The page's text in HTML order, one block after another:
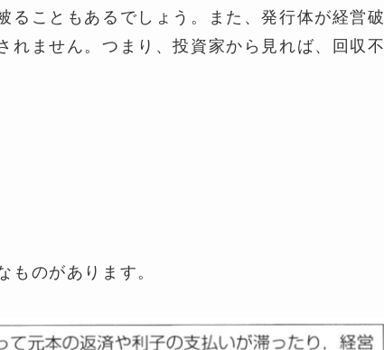
こともあるでしょう。また、発行体が経営破
ません。つまり、投資家から見れば、回収不
のがあります。